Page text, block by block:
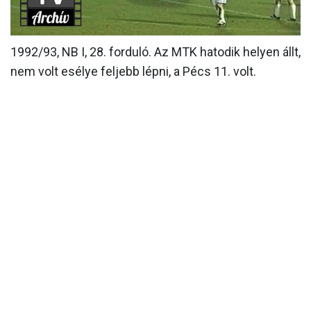
MÉRKŐZÉSEK
KLUB
GALÉRIA
1992/93, NB I, 28. forduló. Az MTK hatodik helyen állt,
nem volt esélye feljebb lépni, a Pécs 11. volt.